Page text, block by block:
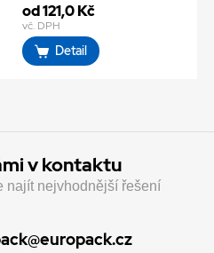
od 121,0 Kč
vč. DPH
Detail
v kontaktu
najít nejvhodnější řešení